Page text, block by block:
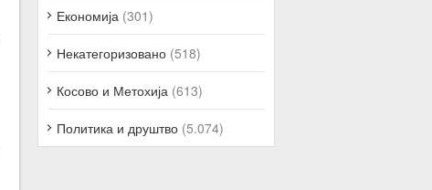
Економија (301)
Некатегоризовано (518)
Косово и Метохија (613)
Политика и друштво (5.074)